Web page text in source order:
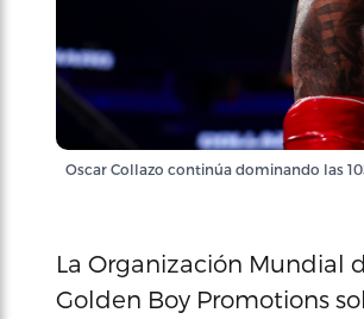
Oscar Collazo continúa dominando las
La Organización Mundial
Golden Boy Promotions